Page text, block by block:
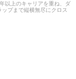
以上のキャリアを重ね、ダ
プまで縦横無尽にクロス